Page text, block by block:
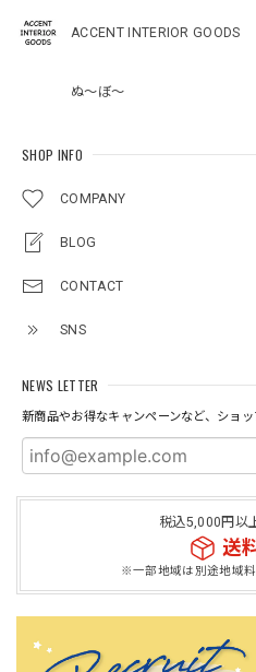
ACCENT INTERIOR GOODS
ぬ～ぼ～
SHOP INFO
COMPANY
BLOG
CONTACT
SNS
NEWS LETTER
新商品やお得なキャンペーンなど、ショ
税込5,000円以
送
※一部地域は別途地域